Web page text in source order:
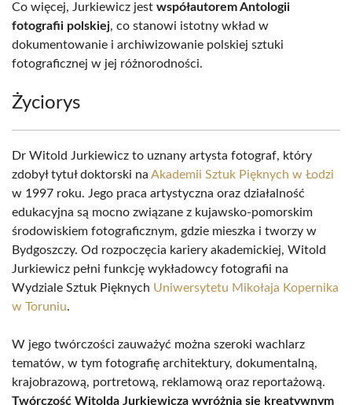
Co więcej, Jurkiewicz jest współautorem Antologii
fotografii polskiej, co stanowi istotny wkład w
dokumentowanie i archiwizowanie polskiej sztuki
fotograficznej w jej różnorodności.
Życiorys
Dr Witold Jurkiewicz to uznany artysta fotograf, który
zdobył tytuł doktorski na Akademii Sztuk Pięknych w Łodzi
w 1997 roku. Jego praca artystyczna oraz działalność
edukacyjna są mocno związane z kujawsko-pomorskim
środowiskiem fotograficznym, gdzie mieszka i tworzy w
Bydgoszczy. Od rozpoczęcia kariery akademickiej, Witold
Jurkiewicz pełni funkcję wykładowcy fotografii na
Wydziale Sztuk Pięknych Uniwersytetu Mikołaja Kopernika
w Toruniu.
W jego twórczości zauważyć można szeroki wachlarz
tematów, w tym fotografię architektury, dokumentalną,
krajobrazową, portretową, reklamową oraz reportażową.
Twórczość Witolda Jurkiewicza wyróżnia się kreatywnym